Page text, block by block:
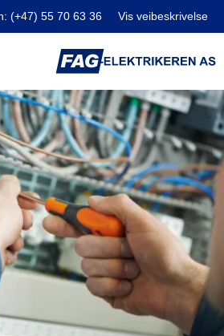
(+47) 55 70 63 36 Vis veibeskrivelse